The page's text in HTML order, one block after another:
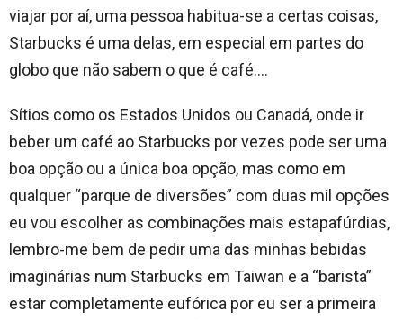
viajar por aí, uma pessoa habitua-se a certas coisas,
Starbucks é uma delas, em especial em partes do
globo que não sabem o que é café….
Sítios como os Estados Unidos ou Canadá, onde ir
beber um café ao Starbucks por vezes pode ser uma
boa opção ou a única boa opção, mas como em
qualquer “parque de diversões” com duas mil opções
eu vou escolher as combinações mais estapafúrdias,
lembro-me bem de pedir uma das minhas bebidas
imaginárias num Starbucks em Taiwan e a “barista”
estar completamente eufórica por eu ser a primeira